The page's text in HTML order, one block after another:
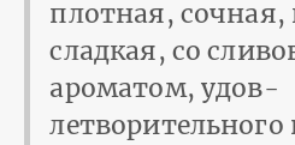
плотная, сочная,
сладкая, со
ароматом, удов­
летворительного